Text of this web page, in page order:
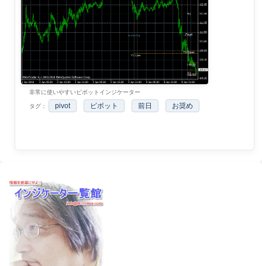
非常に使いやすいピボットインジケーター
タグ： pivot ピボット 前日 お奨め